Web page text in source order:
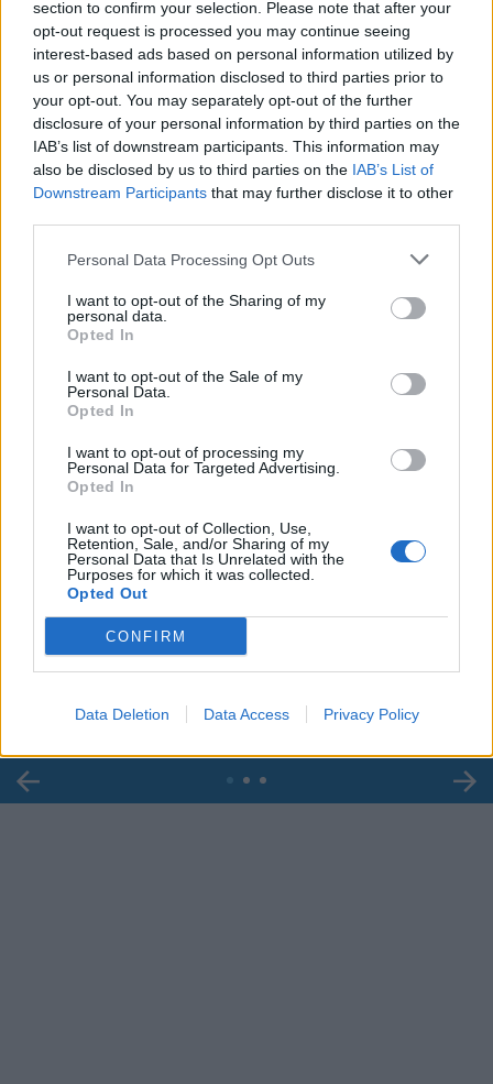
section to confirm your selection. Please note that after your
opt-out request is processed you may continue seeing
interest-based ads based on personal information utilized by
us or personal information disclosed to third parties prior to
your opt-out. You may separately opt-out of the further
disclosure of your personal information by third parties on the
IAB’s list of downstream participants. This information may
also be disclosed by us to third parties on the IAB’s List of
Downstream Participants that may further disclose it to other
Personal Data Processing Opt Outs
I want to opt-out of the Sharing of my
personal data.
Opted In
I want to opt-out of the Sale of my
Personal Data.
Opted In
I want to opt-out of processing my
Personal Data for Targeted Advertising.
Opted In
I want to opt-out of Collection, Use,
Retention, Sale, and/or Sharing of my
Personal Data that Is Unrelated with the
Purposes for which it was collected.
Opted Out
CONFIRM
Data Deletion Data Access Privacy Policy
00:00
Leonardo Maria Del Vecchio dall'ex compagna